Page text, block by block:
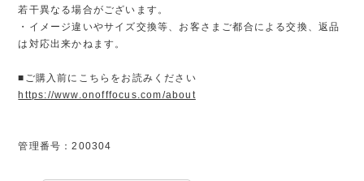
若干異なる場合がございます。
・イメージ違いやサイズ交換等、お客さまご都合による交換、返品
は対応出来かねます。
■ご購入前にこちらをお読みください
https://www.onofffocus.com/about
管理番号：200304